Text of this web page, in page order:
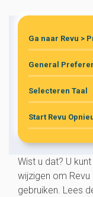
Ga naar Revu >
General
Selecteren Taal
Start Revu
Wist u dat? U
wijzigen om
gebruiken. Lees